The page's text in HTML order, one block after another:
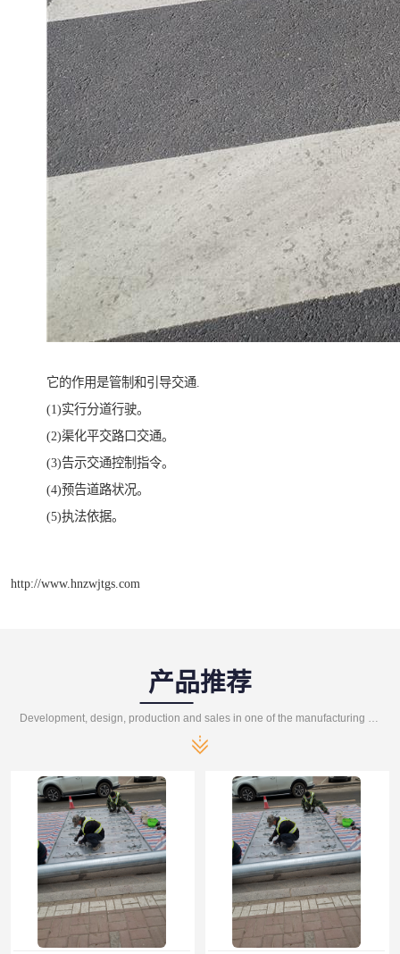
它的作用是管制和引导交通.
(1)实行分道行驶。
(2)渠化平交路口交通。
(3)告示交通控制指令。
(4)预告道路状况。
(5)执法依据。
http://www.hnzwjtgs.com
产品推荐